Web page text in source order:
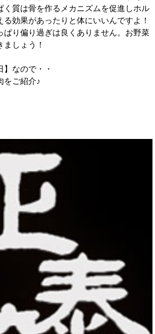
く質は骨を作るメカニズムを促進しホル
る効果があったりと体にいいんですよ！
ぱり偏り過ぎは良くありません。お野菜
ましょう！
】なので・・
をご紹介♪